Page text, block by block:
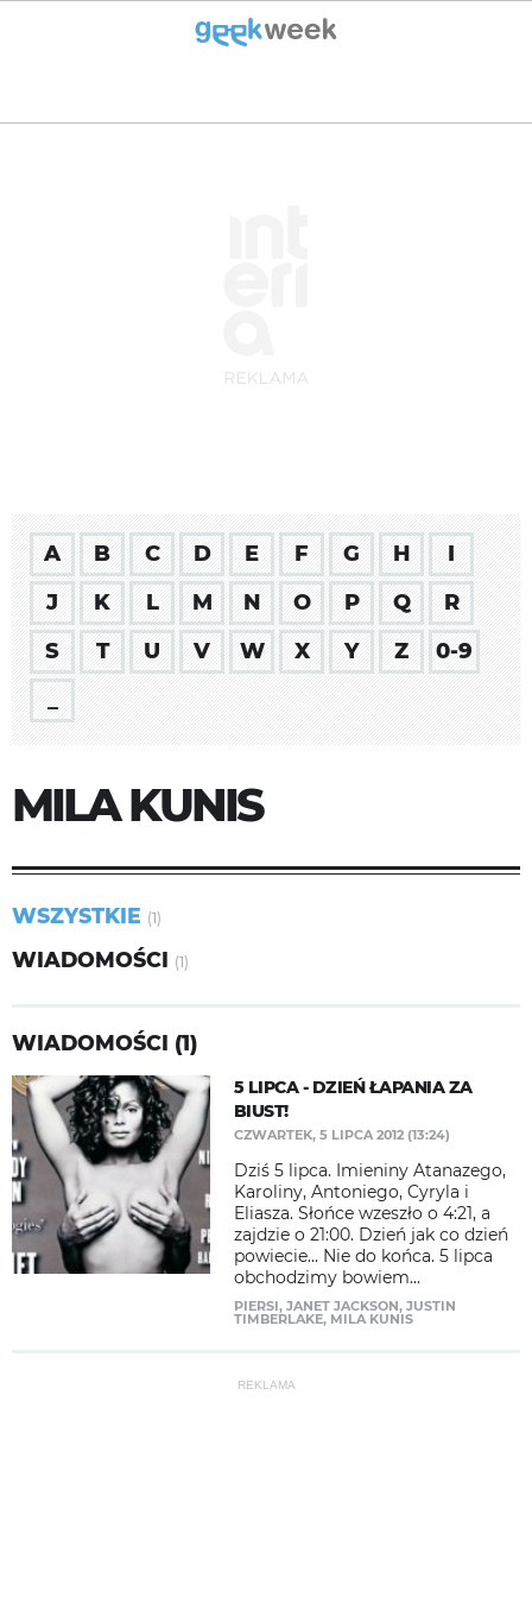
A B C D E F G H
I
J
K L M N O P Q
R
S
T U V W X Y Z
0-9
MILA KUNIS
WSZYSTKIE (1)
WIADOMOŚCI (1)
WIADOMOŚCI (1)
5 LIPCA - DZIEŃ ŁAPANIA ZA
BIUST!
CZWARTEK, 5 LIPCA 2012 (13:24)
​Dziś 5 lipca. Imieniny Atanazego,
Karoliny, Antoniego, Cyryla i
Eliasza. Słońce wzeszło o 4:21, a
zajdzie o 21:00. Dzień jak co dzień
powiecie... Nie do końca. 5 lipca
obchodzimy bowiem...
PIERSI, JANET JACKSON, JUSTIN
TIMBERLAKE, MILA KUNIS
REKLAMA